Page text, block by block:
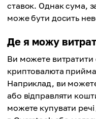
ставок. Однак сума,
може бути досить
Де я можу
Ви можете витратити
криптовалюта
Наприклад, ви можете
або відправляти
можете купувати речі